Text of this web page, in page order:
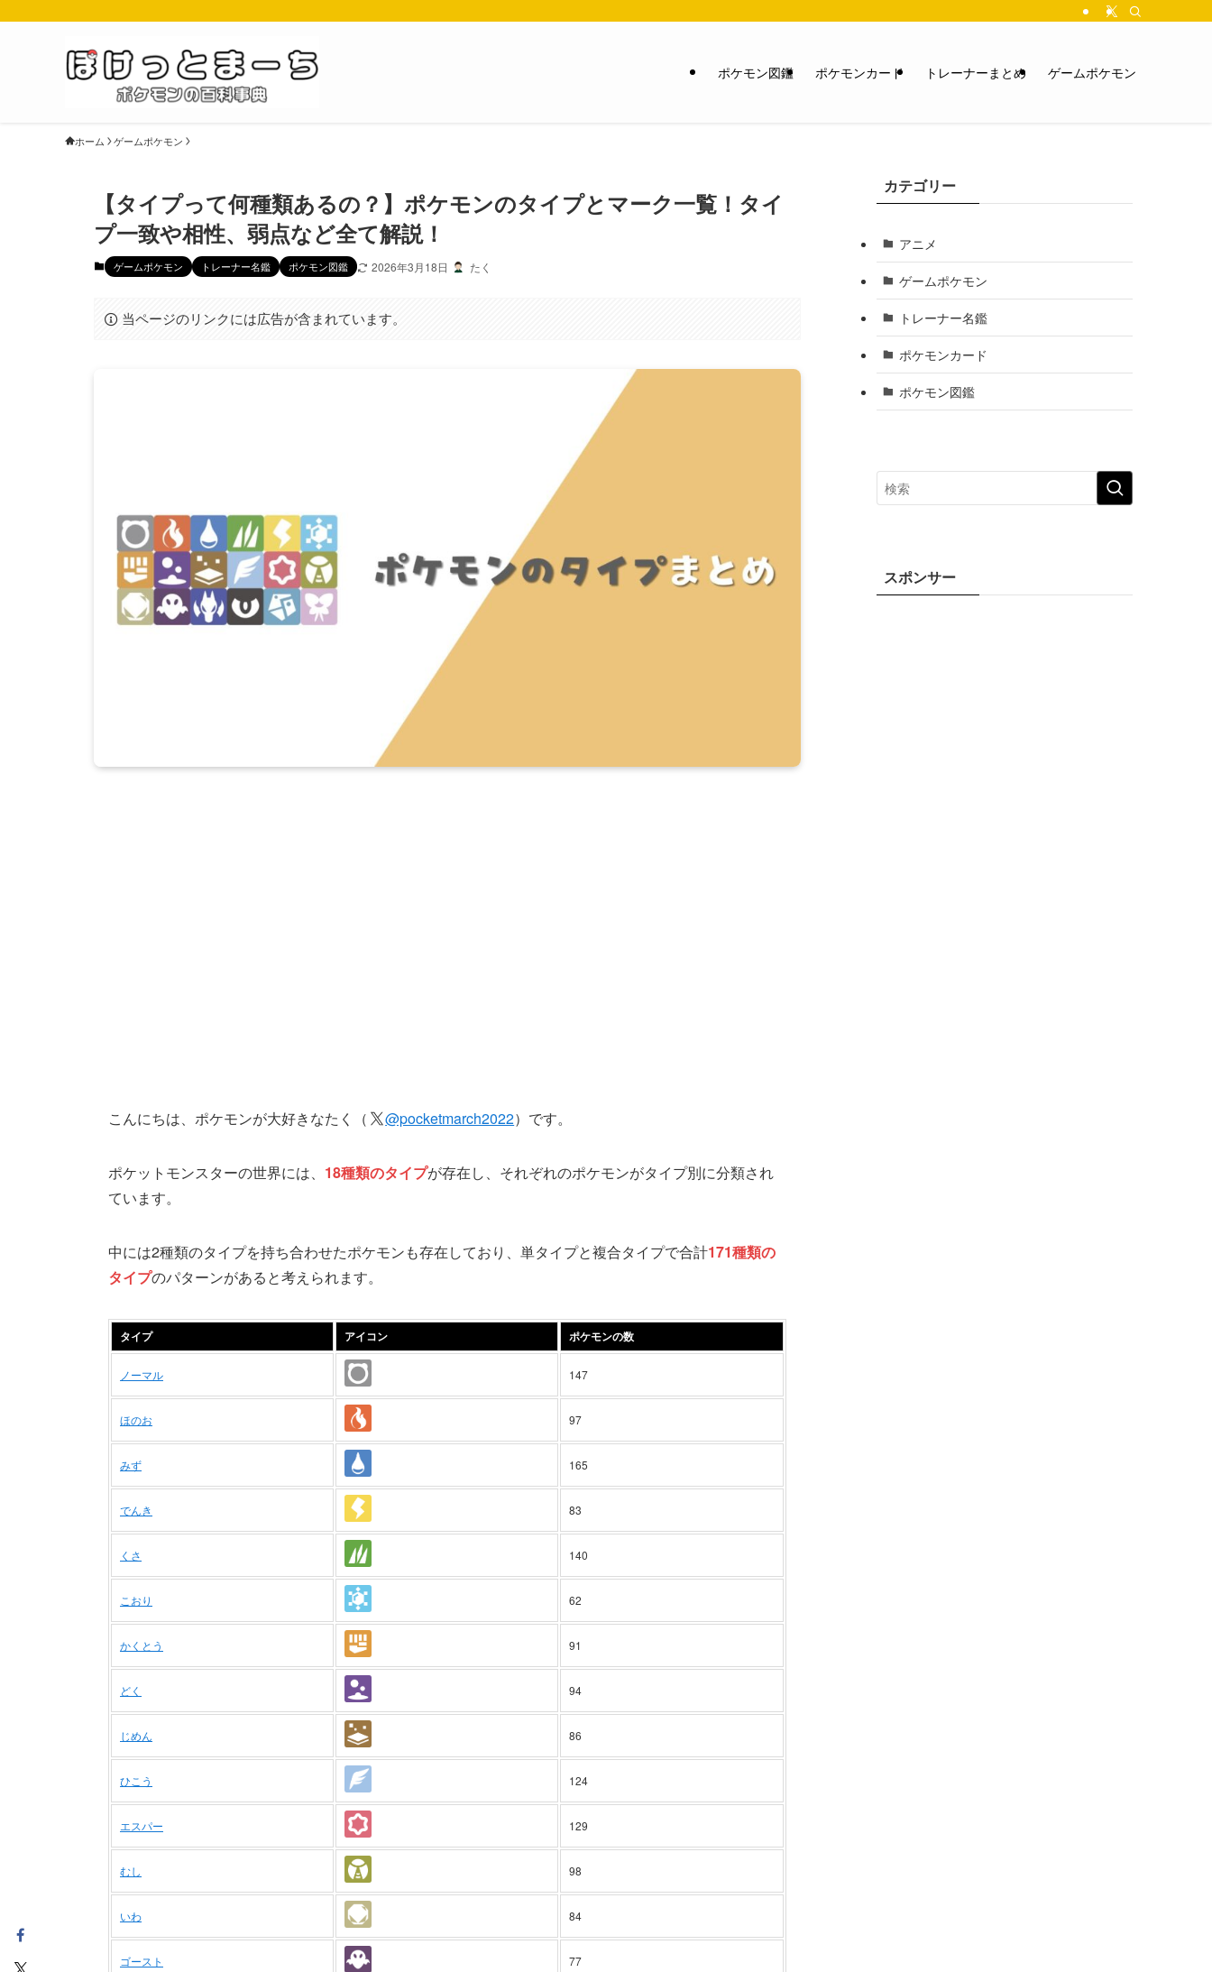
ポケモン図鑑 ポケモンカード トレーナーまとめ ゲームポケモン
ホーム ゲームポケモン
【タイプって何種類あるの？】ポケモンのタイプとマーク一覧！タイ
プ一致や相性、弱点など全て解説！
ゲームポケモン トレーナー名鑑 ポケモン図鑑 2026年3月18日 たく
当ページのリンクには広告が含まれています。
こんにちは、ポケモンが大好きなたく（ @pocketmarch2022）です。
ポケットモンスターの世界には、 18種類のタイプが存在し、それぞれのポケモンがタイプ別に分類され
ています。
中には2種類のタイプを持ち合わせたポケモンも存在しており、単タイプと複合タイプで合計171種類の
タイプのパターンがあると考えられます。
タイプ アイコン ポケモンの数
ノーマル 147
ほのお 97
みず 165
でんき 83
くさ 140
こおり 62
かくとう 91
どく 94
じめん 86
ひこう 124
エスパー 129
むし 98
いわ 84
ゴースト 77
カテゴリー
アニメ
ゲームポケモン
トレーナー名鑑
ポケモンカード
ポケモン図鑑
スポンサー